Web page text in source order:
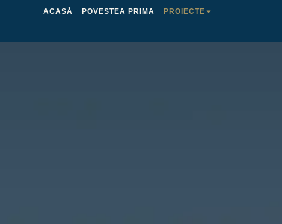
ACASĂ POVESTEA PRIMA PROIECTE